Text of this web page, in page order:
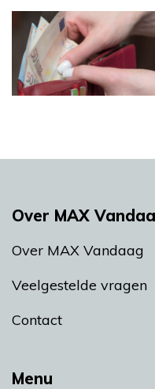
Menu
Over MAX
Over MAX Vandaag
Veelgestelde vragen
Contact